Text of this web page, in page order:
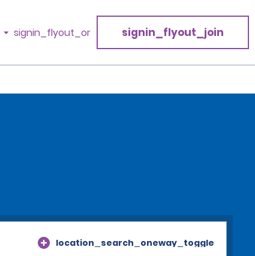
signin_flyout_or signin_flyout_join
location_search_oneway_toggle